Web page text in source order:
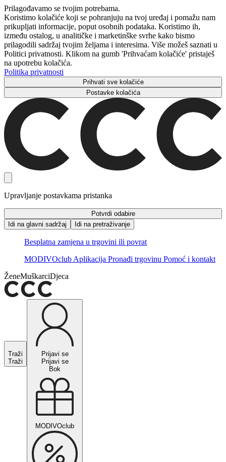
Prilagođavamo se tvojim potrebama.
Koristimo kolačiće koji se pohranjuju na tvoj uređaj i pomažu nam
prikupljati informacije, poput osobnih podataka. Koristimo ih,
između ostalog, u analitičke i marketinške svrhe kako bismo
prilagodili sadržaj tvojim željama i interesima. Više možeš saznati u
Politici privatnosti. Klikom na gumb 'Prihvaćam kolačiće' pristaješ
na upotrebu kolačića.
Politika privatnosti
Prihvati sve kolačiće
Postavke kolačića
Upravljanje postavkama pristanka
Potvrdi odabire
Idi na glavni sadržaj
Idi na pretraživanje
Besplatna zamjena u trgovini ili povrat
MODIVOclub Aplikacija Pronađi trgovinu Pomoć i kontakt
ŽeneMuškarciDjeca
Traži
Traži
Prijavi se
Prijavi se
Bok
MODIVOclub